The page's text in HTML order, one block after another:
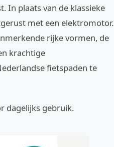
In plaats van de klassieke
met een elektromotor.
rijke vormen, de
krachtige
fietspaden te
dagelijks gebruik.